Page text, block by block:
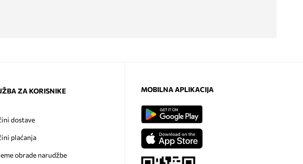
ZA KORISNIKE
dostave
plaćanja
obrade narudžbe
MOBILNA APLIKACIJA